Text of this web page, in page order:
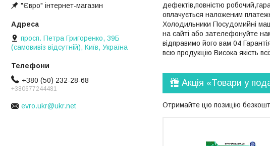
дефектів,повністю
оплачується наложеним
Холодильники Посудомийні
на сайті або зателефонуйте
відправимо його вам 04
всю продукцію Висока якість
Акція «Товари у
Отримайте цю позицію
"Євро" інтернет-магазин
просп. Петра Григоренко, 39Б
(самовивіз відсутній), Київ, Україна
+380 (50) 232-28-68
+380677244481
evro.ukr@ukr.net